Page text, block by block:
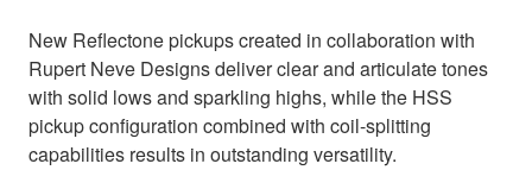
New Reflectone pickups created in collaboration with
Rupert Neve Designs deliver clear and articulate tones
with solid lows and sparkling highs, while the HSS
pickup configuration combined with coil-splitting
capabilities results in outstanding versatility.